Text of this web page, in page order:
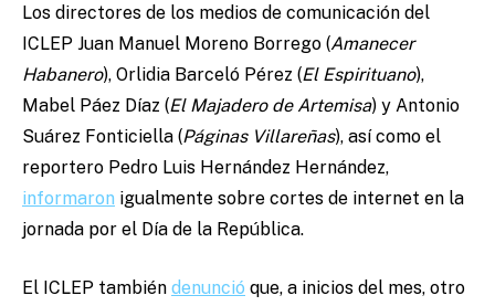
Los directores de los medios de comunicación del
ICLEP Juan Manuel Moreno Borrego (Amanecer
Habanero), Orlidia Barceló Pérez (El Espirituano),
Mabel Páez Díaz (El Majadero de Artemisa) y Antonio
Suárez Fonticiella (Páginas Villareñas), así como el
reportero Pedro Luis Hernández Hernández,
informaron igualmente sobre cortes de internet en la
jornada por el Día de la República.
El ICLEP también denunció que, a inicios del mes, otro